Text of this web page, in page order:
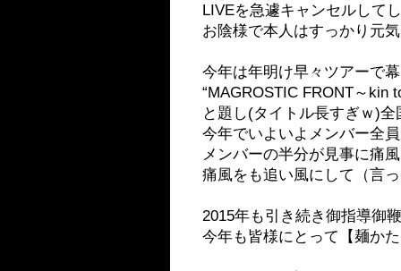
LIVEを急遽キャンセルして
お陰様で本人はすっかり元
今年は年明け早々ツアーで
“MAGROSTIC FRONT～kin
と題し(タイトル長すぎｗ)
今年でいよいよメンバー全
メンバーの半分が見事に痛
痛風をも追い風にして（言
2015年も引き続き御指導御
今年も皆様にとって【麺か